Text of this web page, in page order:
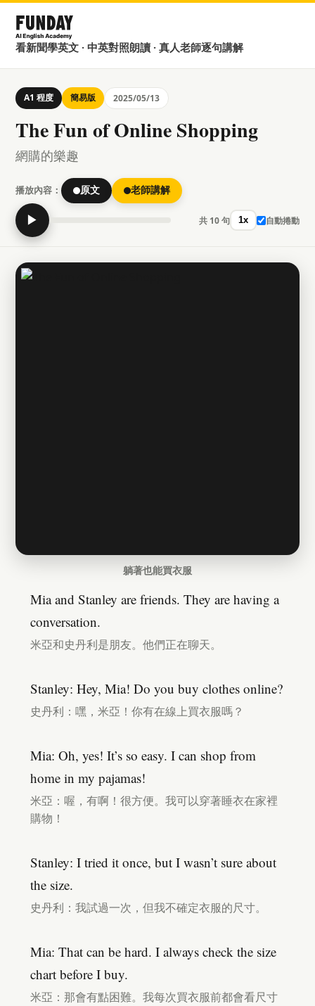
看新聞學英文 · 中英對照朗讀 · 真人老師逐句講解
A1 程度 簡易版 2025/05/13
The Fun of Online Shopping
網購的樂趣
播放內容： 原文 老師講解
▶ 共 10 句 1x 自動捲動
躺著也能買衣服
Mia and Stanley are friends. They are having a
conversation.
米亞和史丹利是朋友。他們正在聊天。
Stanley: Hey, Mia! Do you buy clothes online?
史丹利：嘿，米亞！你有在線上買衣服嗎？
Mia: Oh, yes! It’s so easy. I can shop from
home in my pajamas!
米亞：喔，有啊！很方便。我可以穿著睡衣在家裡
購物！
Stanley: I tried it once, but I wasn’t sure about
the size.
史丹利：我試過一次，但我不確定衣服的尺寸。
Mia: That can be hard. I always check the size
chart before I buy.
米亞：那會有點困難。我每次買衣服前都會看尺寸